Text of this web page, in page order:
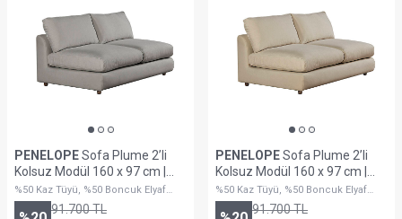
PENELOPESofa Plume 2’li
Kolsuz Modül 160 x 97 cm |
Space Kumaş - Gri
%50 Kaz Tüyü, %50 Boncuk Elyaf
Dolguludur91.700TL
PENELOPESofa Plume 2’li
Kolsuz Modül 160 x 97 cm |
Space Kumaş - Krem
%50 Kaz Tüyü, %50 Boncuk Elyaf
Dolguludur91.700TL